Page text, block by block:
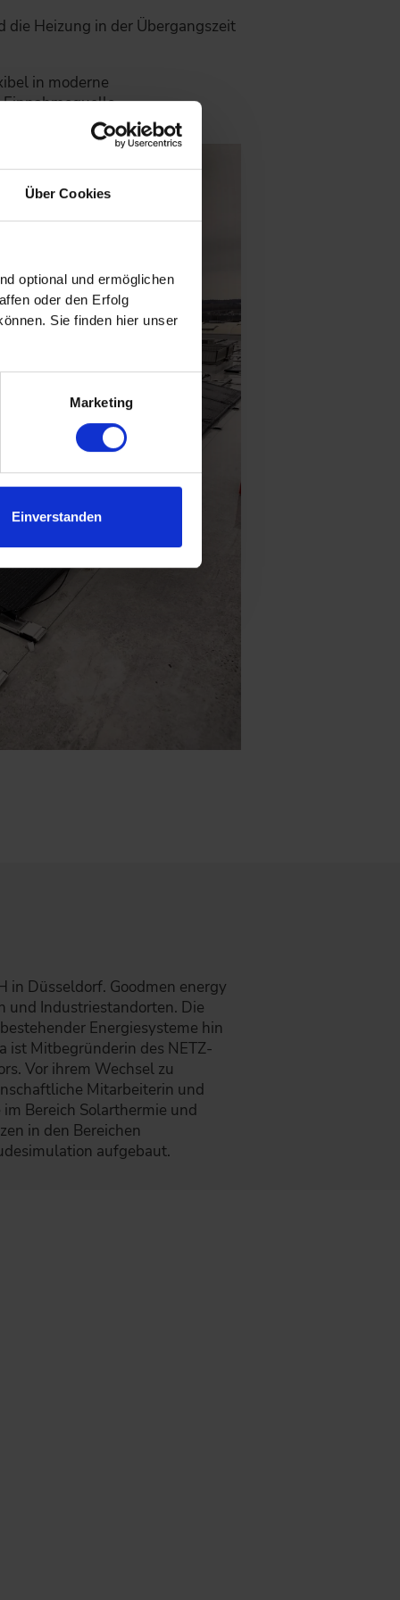
Über Cookies
optional und ermöglichen
oder den Erfolg
Sie finden hier unser
Marketing
Einverstanden
die Heizung in der Übergangszeit
in moderne
in Düsseldorf. Goodmen energy
und Industriestandorten. Die
Energiesysteme hin
ist Mitbegründerin des NETZ-
Vor ihrem Wechsel zu
Mitarbeiterin und
Bereich Solarthermie und
in den Bereichen
aufgebaut.